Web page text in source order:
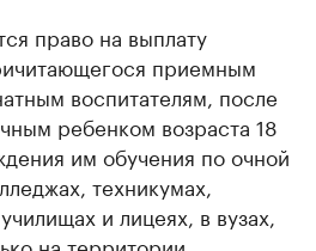
право на выплату
приемным
воспитателям, после
ребенком возраста 18
им обучения по очной
техникумах,
и лицеях, в вузах,